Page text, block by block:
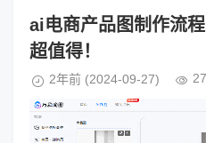
ai电商产品图制作流
超值得！
2年前 (2024-09-27)